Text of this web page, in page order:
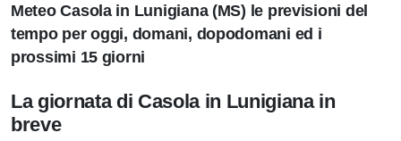
Meteo Casola in Lunigiana (MS) le previsioni del
tempo per oggi, domani, dopodomani ed i
prossimi 15 giorni
La giornata di Casola in Lunigiana in
breve